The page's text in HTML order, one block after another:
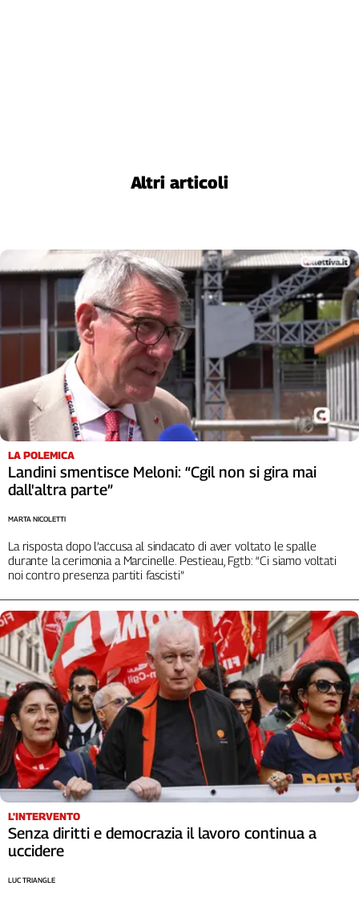
Altri articoli
LA POLEMICA
Landini smentisce Meloni: “Cgil non si gira mai
dall'altra parte”
La risposta dopo l’accusa al sindacato di aver voltato le spalle
durante la cerimonia a Marcinelle. Pestieau, Fgtb: “Ci siamo voltati
noi contro presenza partiti fascisti”
MARTA NICOLETTI
L'INTERVENTO
Senza diritti e democrazia il lavoro continua a
uccidere
LUC TRIANGLE